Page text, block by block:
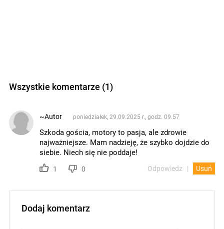
Wszystkie komentarze (1)
~Autor poniedziałek, 29.09.2025 r., godz. 09.57
Szkoda gościa, motory to pasja, ale zdrowie
najważniejsze. Mam nadzieję, że szybko dojdzie do
siebie. Niech się nie poddaje!
1 0 Odpowiedz Usuń
Dodaj komentarz